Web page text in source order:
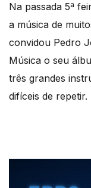
Na passada 5ª
a música de
convidou Pedro
Música o seu
três grandes
difíceis de repetir.